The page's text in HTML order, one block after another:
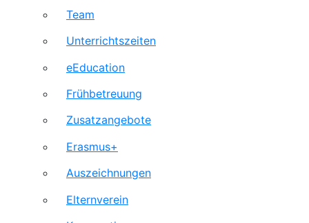
Team
Unterrichtszeiten
eEducation
Frühbetreuung
Zusatzangebote
Erasmus+
Auszeichnungen
Elternverein